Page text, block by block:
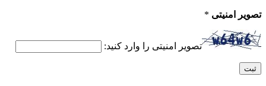
تصویر امنیتی *
تصویر امنیتی را وارد کنید: